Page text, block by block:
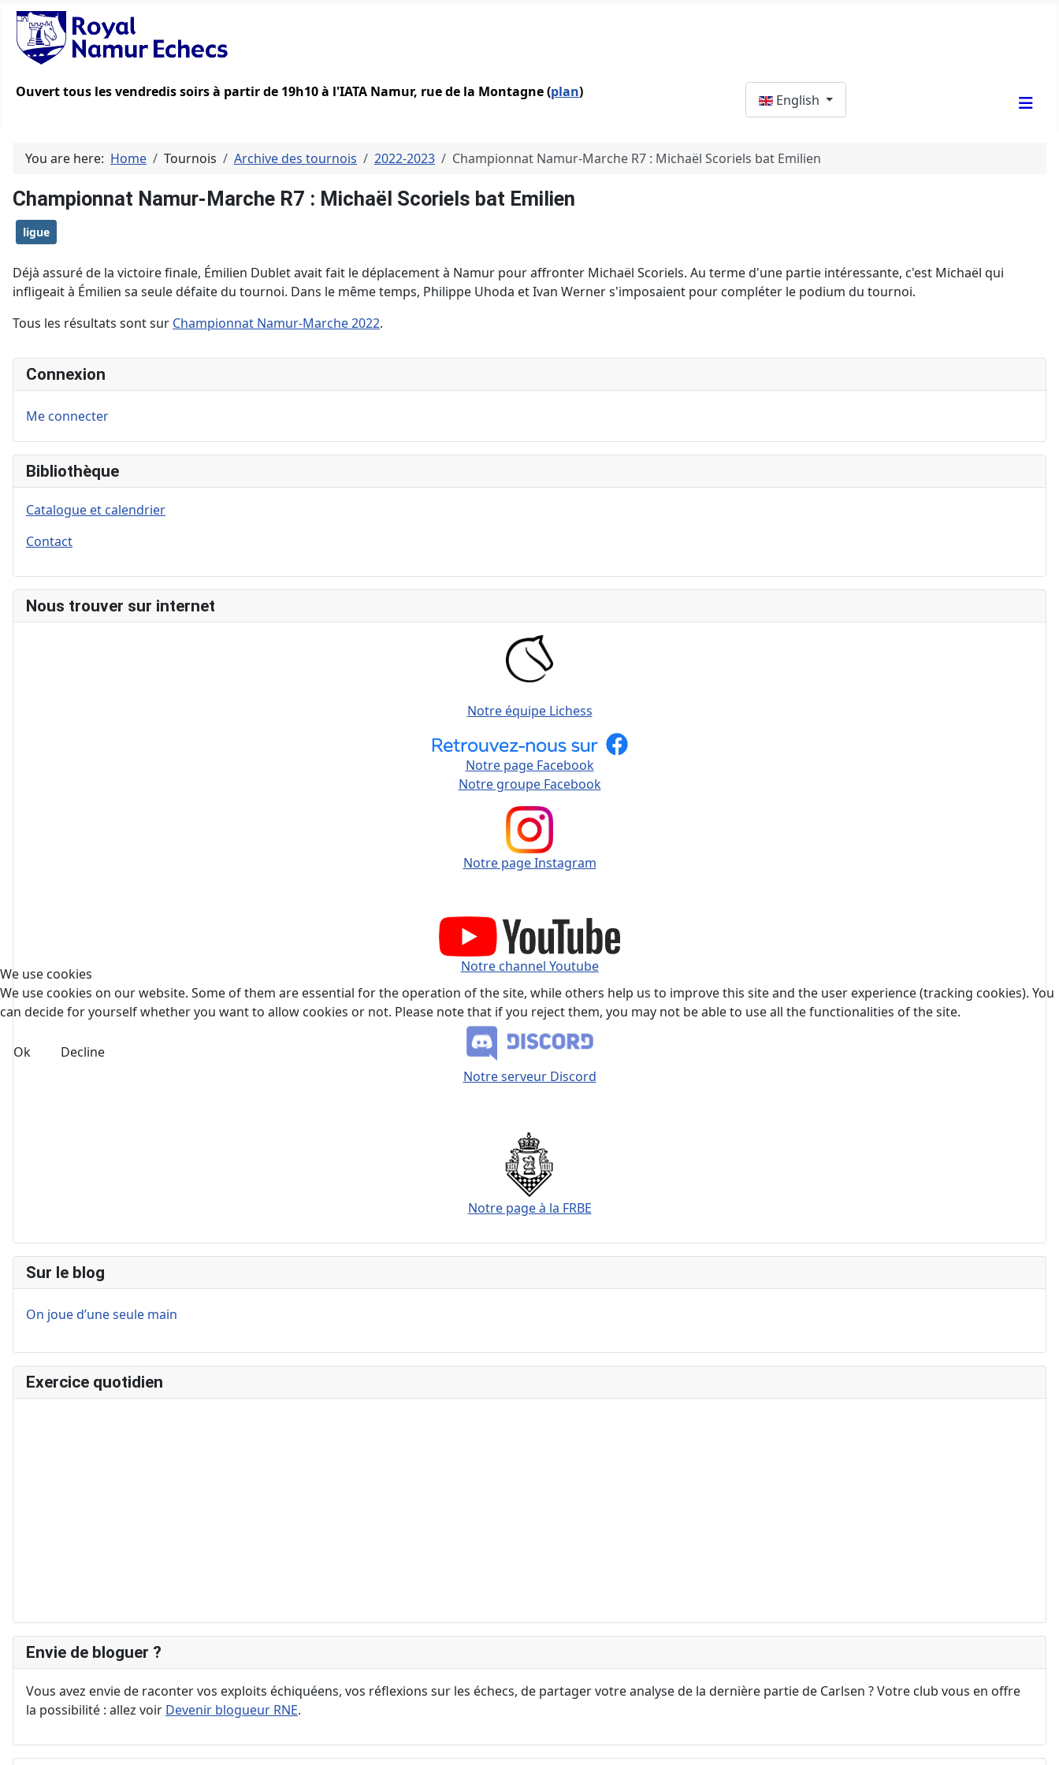
Ouvert tous les vendredis soirs à partir de 19h10 à l'IATA Namur, rue de la Montagne (plan) English
You are here: Home Tournois Archive des tournois 2022-2023 Championnat Namur-Marche R7 : Michaël Scoriels bat Emilien
Championnat Namur-Marche R7 : Michaël Scoriels bat Emilien
ligue
Déjà assuré de la victoire finale, Émilien Dublet avait fait le déplacement à Namur pour affronter Michaël Scoriels. Au terme d'une partie intéressante, c'est Michaël qui
infligeait à Émilien sa seule défaite du tournoi. Dans le même temps, Philippe Uhoda et Ivan Werner s'imposaient pour compléter le podium du tournoi.
Tous les résultats sont sur Championnat Namur-Marche 2022.
Connexion
Me connecter
Bibliothèque
Catalogue et calendrier
Contact
Nous trouver sur internet
Notre équipe Lichess
Notre page Facebook
Notre groupe Facebook
Notre page Instagram
Notre channel Youtube
Notre serveur Discord
Notre page à la FRBE
Sur le blog
On joue d’une seule main
Exercice quotidien
Envie de bloguer ?
Vous avez envie de raconter vos exploits échiquéens, vos réflexions sur les échecs, de partager votre analyse de la dernière partie de Carlsen ? Votre club vous en offre
la possibilité : allez voir Devenir blogueur RNE.
We use cookies
We use cookies on our website. Some of them are essential for the operation of the site, while others help us to improve this site and the user experience (tracking cookies). You
can decide for yourself whether you want to allow cookies or not. Please note that if you reject them, you may not be able to use all the functionalities of the site.
Ok Decline